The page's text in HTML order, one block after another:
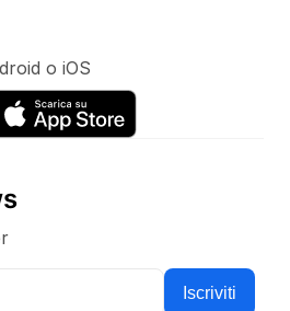
o iOS
i nostri canali social
Iscriviti